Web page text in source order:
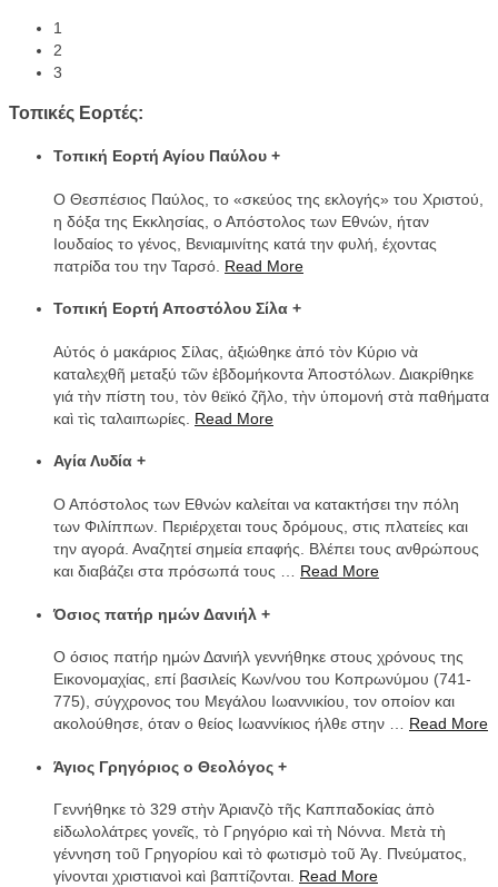
1
2
3
Τοπικές Εορτές:
Τοπική Εορτή Αγίου Παύλου +
Ο Θεσπέσιος Παύλος, το «σκεύος της εκλογής» του Χριστού,
η δόξα της Εκκλησίας, ο Απόστολος των Εθνών, ήταν
Ιουδαίος το γένος, Βενιαμινίτης κατά την φυλή, έχοντας
πατρίδα του την Ταρσό. Read More
Τοπική Εορτή Αποστόλου Σίλα +
Αὐτός ὁ μακάριος Σίλας, ἀξιώθηκε ἀπό τὸν Κύριο νὰ
καταλεχθῆ μεταξύ τῶν ἑβδομήκοντα Ἀποστόλων. Διακρίθηκε
γιά τὴν πίστη του, τὸν θεϊκό ζῆλο, τὴν ὑπομονή στὰ παθήματα
καὶ τὶς ταλαιπωρίες. Read More
Αγία Λυδία +
Ο Απόστολος των Εθνών καλείται να κατακτήσει την πόλη
των Φιλίππων. Περιέρχεται τους δρόμους, στις πλατείες και
την αγορά. Αναζητεί σημεία επαφής. Βλέπει τους ανθρώπους
και διαβάζει στα πρόσωπά τους
Read More
Όσιος πατήρ ημών Δανιήλ +
Ο όσιος πατήρ ημών Δανιήλ γεννήθηκε στους χρόνους της
Εικονομαχίας, επί βασιλείς Κων/νου του Κοπρωνύμου (741-
775), σύγχρονος του Μεγάλου Ιωαννικίου, τον οποίον και
ακολούθησε, όταν ο θείος Ιωαννίκιος ήλθε στην … Read More
Άγιος Γρηγόριος ο Θεολόγος +
Γεννήθηκε τὸ 329 στὴν Ἀριανζὸ τῆς Καππαδοκίας ἀπὸ
εἰδωλολάτρες γονεῖς, τὸ Γρηγόριο καὶ τὴ Νόννα. Μετὰ τὴ
γέννηση τοῦ Γρηγορίου καὶ τὸ φωτισμὸ τοῦ Ἁγ. Πνεύματος,
γίνονται χριστιανοὶ καὶ βαπτίζονται. Read More